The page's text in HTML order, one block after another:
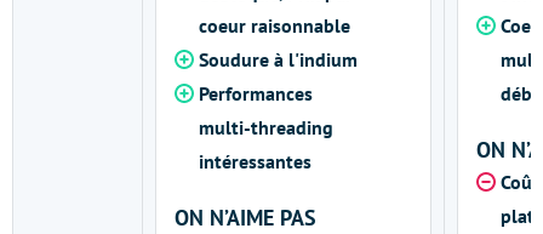
coeur raisonnable
Soudure à l'indium
Performances
multi-threading
intéressantes
ON N’AIME PAS
ON